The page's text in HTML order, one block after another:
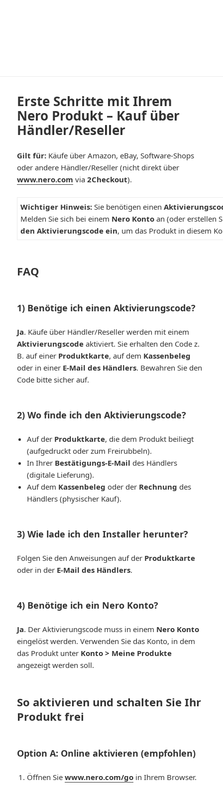
Erste Schritte mit Ihrem
Nero Produkt – Kauf über
Händler/Reseller
Gilt für: Käufe über Amazon, eBay, Software-Shops
oder andere Händler/Reseller (nicht direkt über
www.nero.com via2Checkout).
Wichtiger Hinweis: Sie benötigen einen
Melden Sie sich bei einem Nero Konto an (oder erstellen
den Aktivierungscode ein, um das Produkt in diesem
FAQ
1) Benötige ich einen Aktivierungscode?
Ja. Käufe über Händler/Reseller werden mit einem
Aktivierungscode aktiviert. Sie erhalten den Code z.
B. auf einer Produktkarte, auf dem Kassenbeleg
oder in einer E-Mail des Händlers. Bewahren Sie den
Code bitte sicher auf.
2) Wo finde ich den Aktivierungscode?
Auf der Produktkarte, die dem Produkt beiliegt
(aufgedruckt oder zum Freirubbeln).
In Ihrer Bestätigungs-E-Mail des Händlers
(digitale Lieferung).
Auf dem Kassenbeleg oder der Rechnung des
Händlers (physischer Kauf).
3) Wie lade ich den Installer herunter?
Folgen Sie den Anweisungen auf der Produktkarte
oder in der E-Mail des Händlers.
4) Benötige ich ein Nero Konto?
Ja. Der Aktivierungscode muss in einem Nero Konto
eingelöst werden. Verwenden Sie das Konto, in dem
das Produkt unter Konto > Meine Produkte
angezeigt werden soll.
So aktivieren und schalten Sie Ihr
Produkt frei
Option A: Online aktivieren (empfohlen)
Öffnen Siewww.nero.com/go in Ihrem Browser.